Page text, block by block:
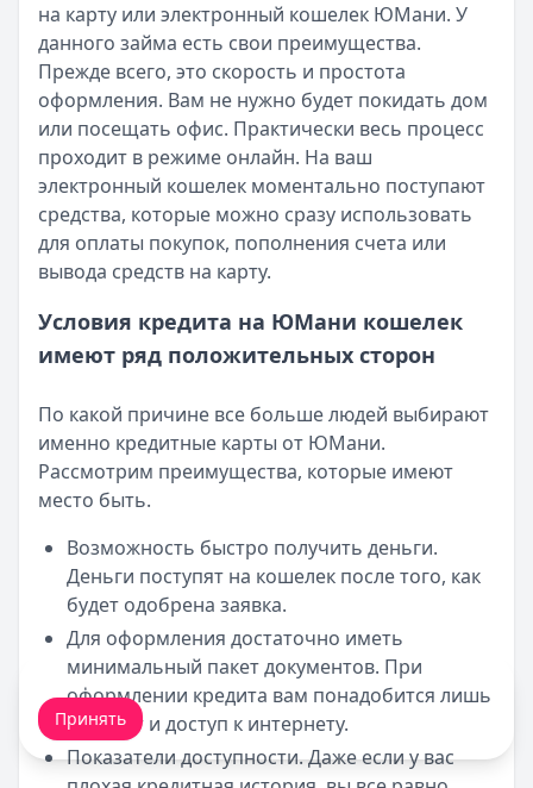
на карту или электронный кошелек ЮМани. У
данного займа есть свои преимущества.
Прежде всего, это скорость и простота
оформления. Вам не нужно будет покидать дом
или посещать офис. Практически весь процесс
проходит в режиме онлайн. На ваш
электронный кошелек моментально поступают
средства, которые можно сразу использовать
для оплаты покупок, пополнения счета или
вывода средств на карту.
Условия кредита на ЮМани кошелек
имеют ряд положительных сторон
По какой причине все больше людей выбирают
именно кредитные карты от ЮМани.
Рассмотрим преимущества, которые имеют
место быть.
Возможность быстро получить деньги.
Деньги поступят на кошелек после того, как
будет одобрена заявка.
Для оформления достаточно иметь
минимальный пакет документов. При
оформлении кредита вам понадобится лишь
паспорт и доступ к интернету.
Показатели доступности. Даже если у вас
Мы обрабатываем ваши cookie-файлы
Принять